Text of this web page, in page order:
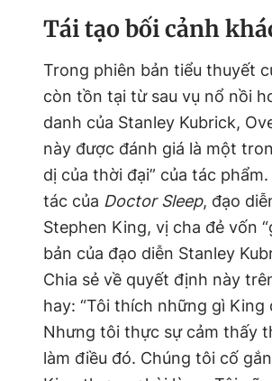
Tái tạo bối cảnh
Trong phiên bản tiểu thuyết
còn tồn tại từ sau vụ nổ nồi
danh của Stanley Kubrick,
này được đánh giá là một
dị của thời đại” của tác
tác của Doctor Sleep, đạo
Stephen King, vị cha đẻ vốn
bản của đạo diễn Stanley
Chia sẻ về quyết định này
hay: “Tôi thích những gì
Nhưng tôi thực sự cảm thấy
làm điều đó. Chúng tôi cố